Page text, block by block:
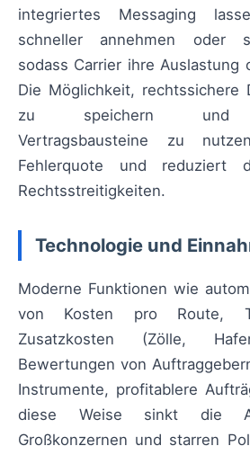
integriertes Messaging
schneller annehmen oder
sodass Carrier ihre Auslastung
Die Möglichkeit, rechtssichere
zu speichern und
Vertragsbausteine zu
Fehlerquote und reduziert
Rechtsstreitigkeiten.
Technologie und
Moderne Funktionen wie
von Kosten pro Route,
Zusatzkosten (Zölle,
Bewertungen von
Instrumente, profitablere
diese Weise sinkt die
Großkonzernen und starren